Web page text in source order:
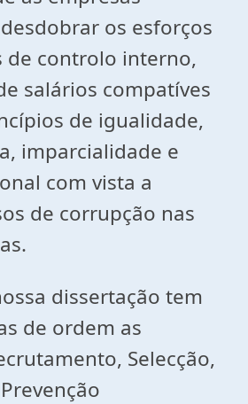
os esforços
de controlo interno,
salários compatíves
de igualidade,
imparcialidade e
com vista a
de corrupção nas
dissertação tem
de ordem as
Selecção,